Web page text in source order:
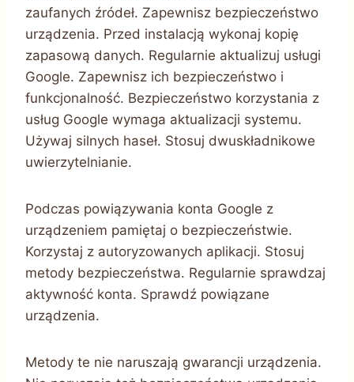
zaufanych źródeł. Zapewnisz bezpieczeństwo
urządzenia. Przed instalacją wykonaj kopię
zapasową danych. Regularnie aktualizuj usługi
Google. Zapewnisz ich bezpieczeństwo i
funkcjonalność. Bezpieczeństwo korzystania z
usług Google wymaga aktualizacji systemu.
Używaj silnych haseł. Stosuj dwuskładnikowe
uwierzytelnianie.
Podczas powiązywania konta Google z
urządzeniem pamiętaj o bezpieczeństwie.
Korzystaj z autoryzowanych aplikacji. Stosuj
metody bezpieczeństwa. Regularnie sprawdzaj
aktywność konta. Sprawdź powiązane
urządzenia.
Metody te nie naruszają gwarancji urządzenia.